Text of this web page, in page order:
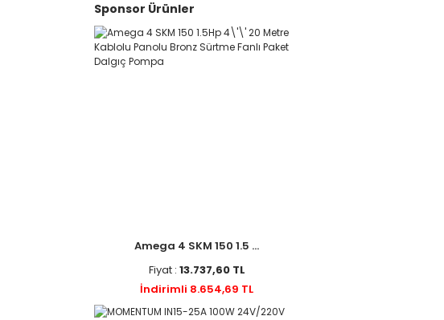
Sponsor Ürünler
Amega 4 SKM 150 1.5 ...
Fiyat : 13.737,60 TL
İndirimli 8.654,69 TL